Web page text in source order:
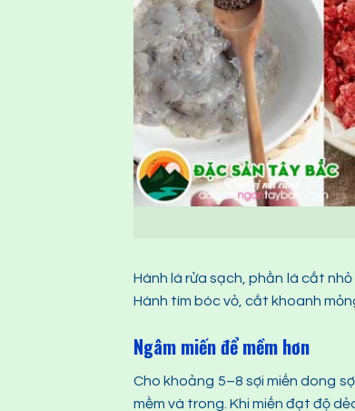
Hành lá rửa sạch, phần lá cắt
Hành tím bóc vỏ, cắt khoanh
Ngâm miến để mềm hơn
Cho khoảng 5–8 sợi miến dong
mềm và trong. Khi miến đạt độ